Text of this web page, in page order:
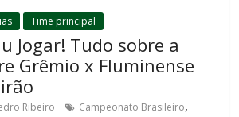
Time principal
Jogar! Tudo sobre a
Grêmio x Fluminense
Ribeiro Campeonato Brasileiro,